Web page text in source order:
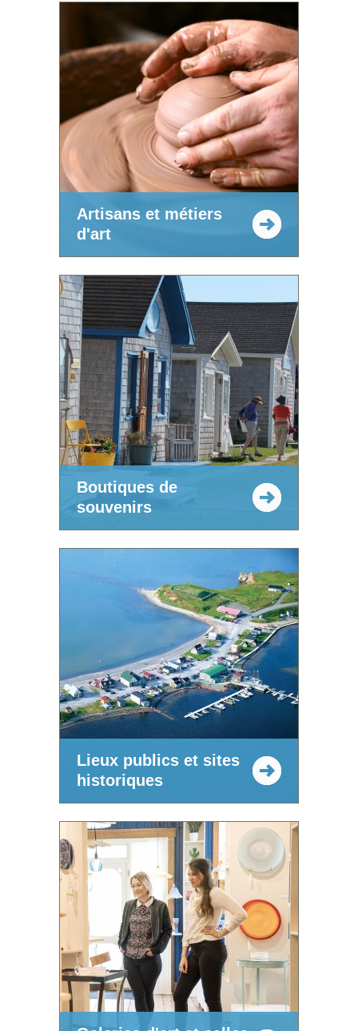
Artisans et métiers
d'art
Boutiques de
souvenirs
Lieux publics et sites
historiques